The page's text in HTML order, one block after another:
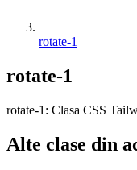
rotate-1
rotate-1
rotate-1 : Clasa CSS
Alte clase din